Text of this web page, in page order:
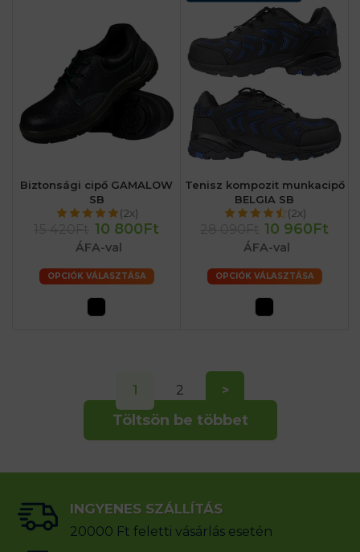
Biztonsági cipő GAMALOW
SB
(2x)
10 800Ft
ÁFA-val
OPCIÓK VÁLASZTÁSA
Tenisz kompozit munkacipő
BELGIA SB
(2x)
10 960Ft
ÁFA-val
OPCIÓK VÁLASZTÁSA
Töltsön be többet
1 2 >
INGYENES SZÁLLÍTÁS
20000 Ft feletti vásárlás esetén